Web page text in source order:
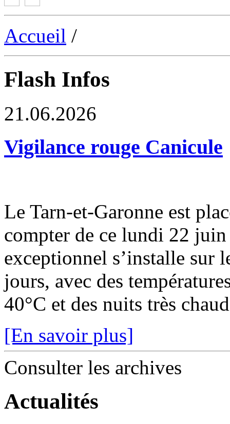
Accueil /
Flash Infos
21.06.2026
Vigilance rouge Canicule
Le Tarn-et-Garonne est
compter de ce lundi 22
exceptionnel s’installe sur
jours, avec des
40°C et des nuits très
[En savoir plus]
Consulter les archives
Actualités